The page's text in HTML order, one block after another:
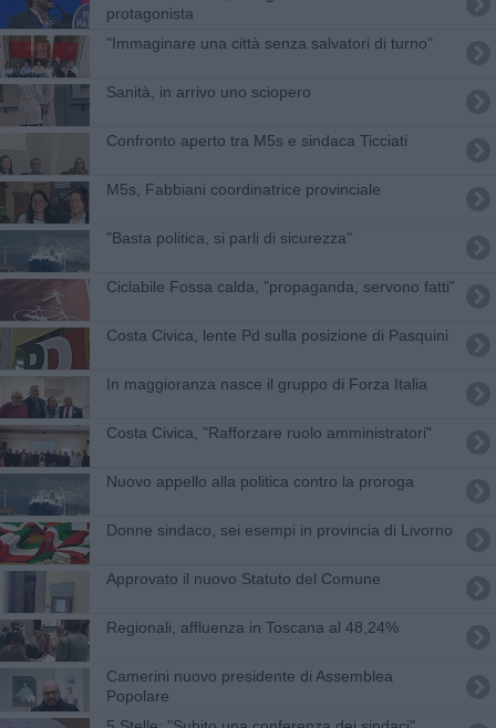
protagonista
"Immaginare una città senza salvatori di turno"
Sanità, in arrivo uno sciopero
Confronto aperto tra M5s e sindaca Ticciati
M5s, Fabbiani coordinatrice provinciale
"Basta politica, si parli di sicurezza"
Ciclabile Fossa calda, "propaganda, servono fatti"
Costa Civica, lente Pd sulla posizione di Pasquini
In maggioranza nasce il gruppo di Forza Italia
Costa Civica, "Rafforzare ruolo amministratori"
Nuovo appello alla politica contro la proroga
Donne sindaco, sei esempi in provincia di Livorno
Approvato il nuovo Statuto del Comune
Regionali, affluenza in Toscana al 48,24%
Camerini nuovo presidente di Assemblea
Popolare